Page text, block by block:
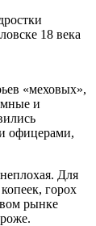
«меховых»,
и
офицерами,
Для
горох
рынке